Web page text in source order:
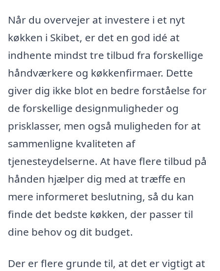
Når du overvejer at investere i et nyt
køkken i Skibet, er det en god idé at
indhente mindst tre tilbud fra forskellige
håndværkere og køkkenfirmaer. Dette
giver dig ikke blot en bedre forståelse for
de forskellige designmuligheder og
prisklasser, men også muligheden for at
sammenligne kvaliteten af
tjenesteydelserne. At have flere tilbud på
hånden hjælper dig med at træffe en
mere informeret beslutning, så du kan
finde det bedste køkken, der passer til
dine behov og dit budget.
Der er flere grunde til, at det er vigtigt at